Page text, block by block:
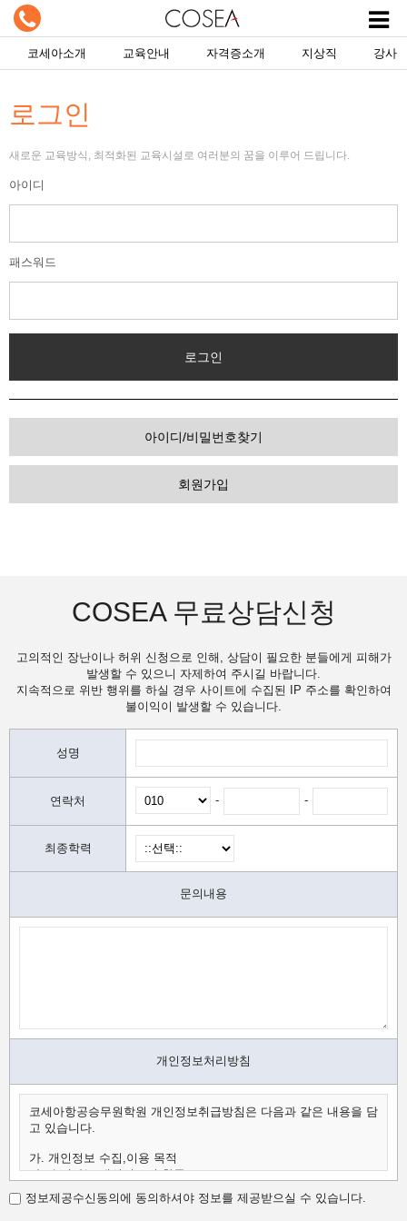
코세아소개 교육안내 자격증소개 지상직 강사
로그인
새로운 교육방식, 최적화된 교육시설로 여러분의 꿈을 이루어 드립니다.
아이디
패스워드
아이디/비밀번호찾기
회원가입
COSEA 무료상담신청
고의적인 장난이나 허위 신청으로 인해, 상담이 필요한 분들에게 피해가
발생할 수 있으니 자제하여 주시길 바랍니다.
지속적으로 위반 행위를 하실 경우 사이트에 수집된 IP 주소를 확인하여
불이익이 발생할 수 있습니다.
성명
연락처 - -
최종학력
문의내용
개인정보처리방침
코세아항공승무원학원 개인정보취급방침은 다음과 같은 내용을 담
고 있습니다.
가. 개인정보 수집,이용 목적
나. 수집하는 개인정보의 항목
다. 개인정보의 보유 및 이용 기간
가.개인정보 수집,이용 목적
정보제공수신동의에 동의하셔야 정보를 제공받으실 수 있습니다.